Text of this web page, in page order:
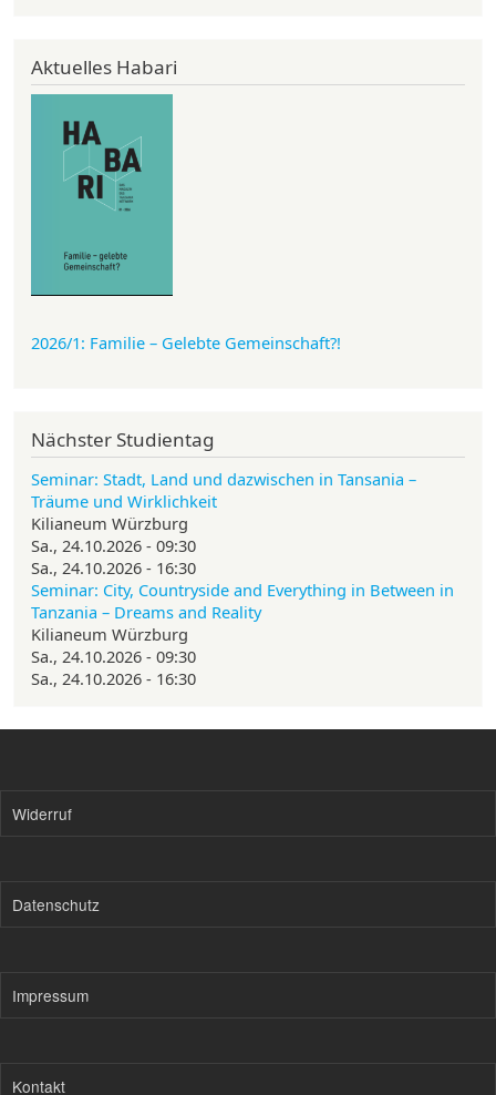
Aktuelles Habari
2026/1: Familie – Gelebte Gemeinschaft?!
Nächster Studientag
Seminar: Stadt, Land und dazwischen in Tansania –
Träume und Wirklichkeit
Kilianeum Würzburg
Sa., 24.10.2026 - 09:30
Sa., 24.10.2026 - 16:30
Seminar: City, Countryside and Everything in Between in
Tanzania – Dreams and Reality
Kilianeum Würzburg
Sa., 24.10.2026 - 09:30
Sa., 24.10.2026 - 16:30
Widerruf
Datenschutz
Impressum
Kontakt